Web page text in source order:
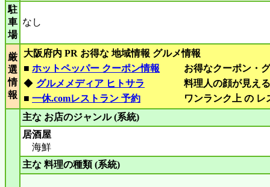
駐
車
場
なし
厳
選
情
報
大阪府内 PR お得な 地域情報 グルメ情報
■ ホットペッパー クーポン情報
お得なクーポン・
◆ グルメメディア ヒトサラ
料理人の顔が見え
■ 一休.comレストラン 予約 ワンランク上 の レ
主な お店のジャンル (系統)
居酒屋
海鮮
主な 料理の種類 (系統)